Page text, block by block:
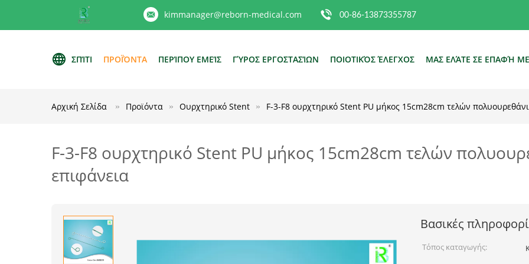
kimmanager@reborn-medical.com 00-86-13873355787
ΣΠΊΤΙ ΠΡΟΪΌΝΤΑ ΠΕΡΊΠΟΥ ΕΜΕΊΣ ΓΎΡΟΣ ΕΡΓΟΣΤΑΣΊΩΝ ΠΟΙΟΤΙΚΌΣ ΈΛΕΓΧΟΣ ΜΑΣ ΕΛΆΤΕ ΣΕ ΕΠΑΦΉ ΜΕ
Αρχική Σελίδα Προϊόντα Ουρχτηρικό Stent F-3-F8 ουρχτηρικό Stent PU μήκος 15cm28cm τελών
F-3-F8 ουρχτηρικό Stent PU μήκος 15cm28cm τελών
επιφάνεια
Βασικές
Τόπος καταγωγής: